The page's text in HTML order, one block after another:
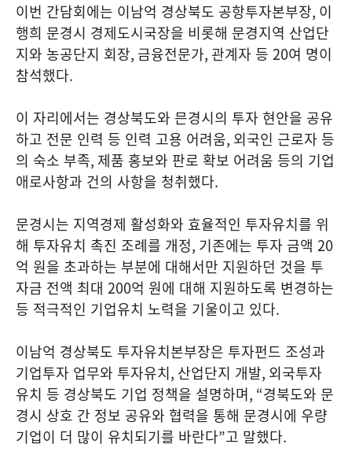
이번 간담회에는 이남억 경상북도 공항투자본부장, 이
행희 문경시 경제도시국장을 비롯해 문경지역 산업단
지와 농공단지 회장, 금융전문가, 관계자 등 20여 명이
참석했다.
이 자리에서는 경상북도와 믄경시의 투자 현안을 공유
하고 전문 인력 등 인력 고용 어려움, 외국인 근로자 등
의 숙소 부족, 제품 홍보와 판로 확보 어려움 등의 기업
애로사항과 건의 사항을 청취했다.
문경시는 지역경제 활성화와 효율적인 투자유치를 위
해 투자유치 촉진 조례를 개정, 기존에는 투자 금액 20
억 원을 초과하는 부분에 대해서만 지원하던 것을 투
자금 전액 최대 200억 원에 대해 지원하도록 변경하는
등 적극적인 기업유치 노력을 기울이고 있다.
이남억 경상북도 투자유치본부장은 투자펀드 조성과
기업투자 업무와 투자유치, 산업단지 개발, 외국투자
유치 등 경상북도 기업 정책을 설명하며, “경북도와 문
경시 상호 간 정보 공유와 협력을 통해 문경시에 우량
기업이 더 많이 유치되기를 바란다”고 말했다.